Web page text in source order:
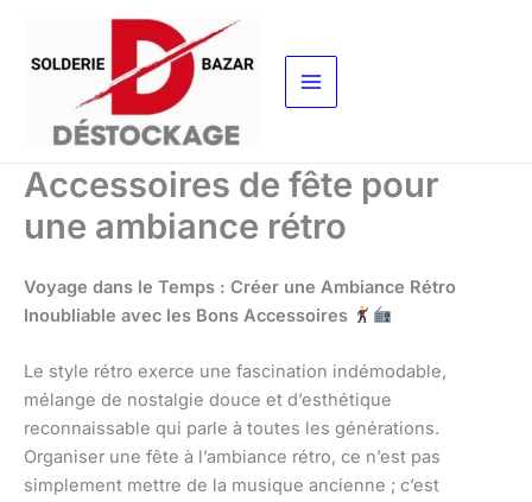
contenu
Accessoires de fête pour
une ambiance rétro
Voyage dans le Temps : Créer une Ambiance Rétro
Inoubliable avec les Bons Accessoires
Le style rétro exerce une fascination indémodable,
mélange de nostalgie douce et d’esthétique
reconnaissable qui parle à toutes les générations.
Organiser une fête à l’ambiance rétro, ce n’est pas
simplement mettre de la musique ancienne ; c’est